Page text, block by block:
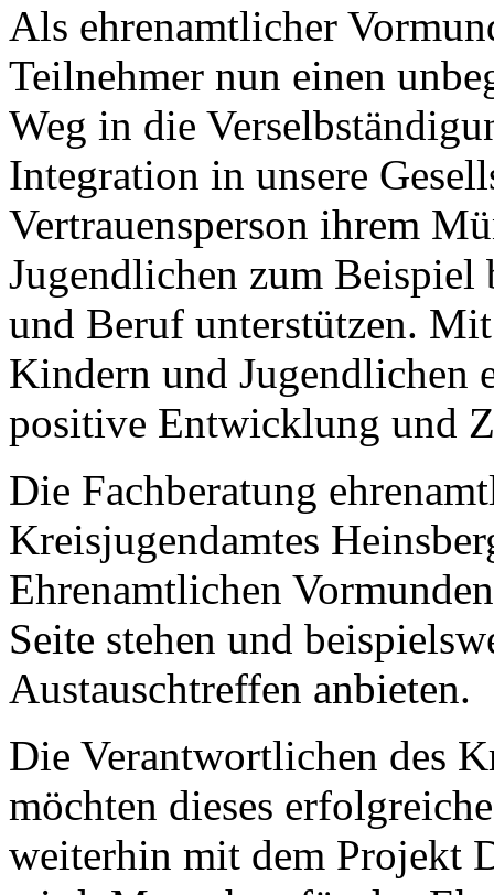
Als ehrenamtlicher
Teilnehmer nun einen
Weg in die
Integration in unsere
Vertrauensperson ihrem
Jugendlichen zum Beispiel
und Beruf unterstützen.
Kindern und Jugendlichen
positive Entwicklung und
Die Fachberatung
Kreisjugendamtes
Ehrenamtlichen
Seite stehen und
Austauschtreffen anbieten.
Die Verantwortlichen des
möchten dieses
weiterhin mit dem Projekt